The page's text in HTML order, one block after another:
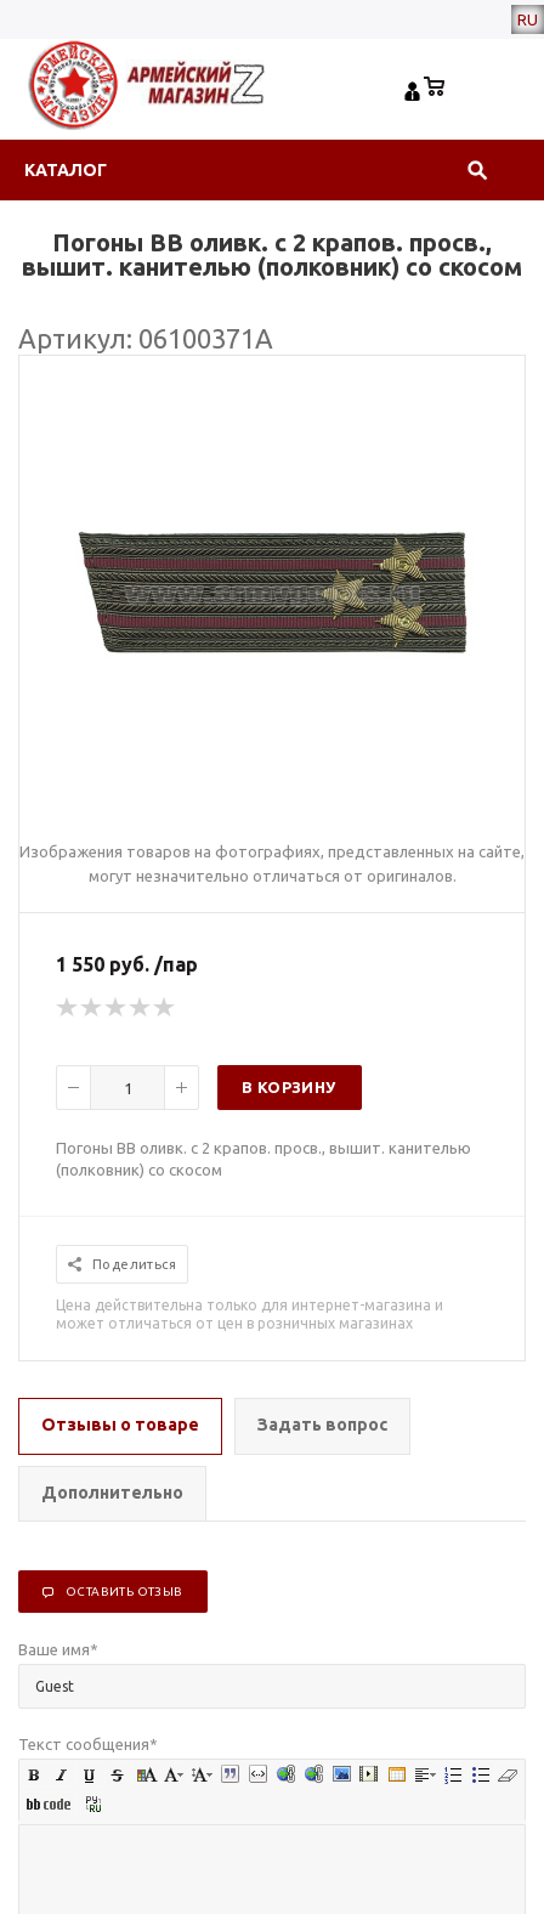
RU
КАТАЛОГ
Погоны ВВ оливк. с 2 крапов. просв.,
вышит. канителью (полковник) со скосом
Артикул: 06100371А
Изображения товаров на фотографиях, представленных на сайте,
могут незначительно отличаться от оригиналов.
1 550 руб. /пар
В КОРЗИНУ
Погоны ВВ оливк. с 2 крапов. просв., вышит. канителью
(полковник) со скосом
Поделиться
Цена действительна только для интернет-магазина и
может отличаться от цен в розничных магазинах
Отзывы о товаре Задать вопрос
Дополнительно
ОСТАВИТЬ ОТЗЫВ
Ваше имя*
Текст сообщения*